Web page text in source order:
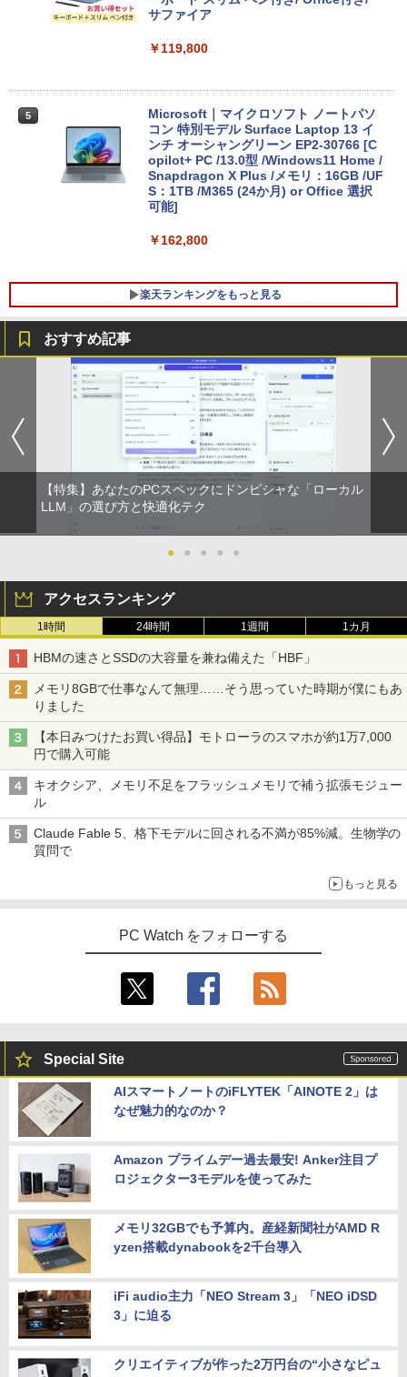
サファイア
￥119,800
5
Microsoft｜マイクロソフト ノートパソ
コン 特別モデル Surface Laptop 13 イ
ンチ オーシャングリーン EP2-30766 [C
opilot+ PC /13.0型 /Windows11 Home /
Snapdragon X Plus /メモリ：16GB /UF
S：1TB /M365 (24か月) or Office 選択
可能]
￥162,800
楽天ランキングをもっと見る
PHILIPS 241V8 LED液晶モニター 23.8
インチワイド ブラック 1920×1080 （フ
ルHD）16:9 IPSパネル 非光沢 ノングレ
ア 液晶ディスプレイ HDMI VGA VESA準
拠 PS4 switch 対応 スイッチ 【中古】
￥6,500
2
【楽天1位!1,600円OFFクーポン 8/4 20:
00-8/11 01:59】Xiaomi Monitor A24i 20
Hzリフレッシュレート sRGB99% 1670
万色 300nits ΔE＜1 低ブルーライト 大
画面 TÜV認証 目にやさしい 調整可能な
スタンド VESA
￥12,580
3
ASUS エイスース 液晶ディスプレイ Ey
e Care ［23.8型 / フルHD(1920×1080) /
￥13,800
レイ(23.8型/ADS/FullHD 1920×1080/10
0Hz/5ms/HDMI/DP/USB Type-C/VESA/5
￥25,977
￥29,800
ROCKIN'ON JAPAN (ロッキング・オ
ン・ジャパン) 2026年 10月号
￥1,080
BARFOUT! SPECIAL EDITION EARLY
（Snow Man） [ ブラウンズブックス ]
3
九条の大罪（17） 【電子書籍】[ 真鍋昌
平 ]
￥759
魔国暮らしのトリニティ〜（14） 【電子
書籍】[ 戸野タエ ]
￥792
SAPIX 小3 サピックス デイリー/チャレ
￥6,678
おすすめ記事
【特集】あなたのPCスペックにドンピシャな「ローカル
LLM」の選び方と快適化テク
● ● ● ● ●
アクセスランキング
1時間 24時間 1週間 1カ月
HBMの速さとSSDの大容量を兼ね備えた「HBF」
メモリ8GBで仕事なんて無理……そう思っていた時期が僕にもあ
りました
【本日みつけたお買い得品】モトローラのスマホが約1万7,000
円で購入可能
キオクシア、メモリ不足をフラッシュメモリで補う拡張モジュー
ル
Claude Fable 5、格下モデルに回される不満が85%減。生物学の
質問で
もっと見る
PC Watch をフォローする
Special Site
AIスマートノートのiFLYTEK「AINOTE 2」は
なぜ魅力的なのか？
Amazon プライムデー過去最安! Anker注目プ
ロジェクター3モデルを使ってみた
メモリ32GBでも予算内。産経新聞社がAMD R
yzen搭載dynabookを2千台導入
iFi audio主力「NEO Stream 3」「NEO iDSD
3」に迫る
クリエイティブが作った2万円台の“小さなピュ